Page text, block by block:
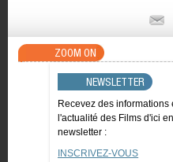
ZOOM ON
NEWSLETTER
Recevez des
l'actualité des Films d'ici
newsletter :
INSCRIVEZ-VOUS